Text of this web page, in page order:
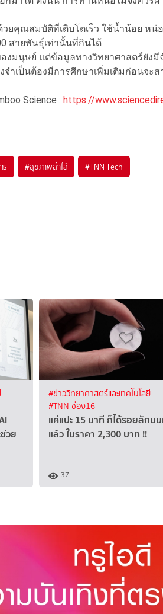
ยคุณสมบัติที่เติบโตเร็ว ใช้น้ำน้อย หน่
สายพันธุ์เท่านั้นที่กินได้
มนุษย์ แต่ข้อมูลทางวิทยาศาสตร์ยังมี
ำเป็นต้องมีการศึกษาเพิ่มเติมก่อนจะส
Science : https://
ร #สุขภาพลำไส้ #TNN Tech
วย
#ข่าววิทยาศาสตร์และเทคโนโลยี
#TNN ช่อง16
แค่แปะ 15 นาที ก็ได้รอยสักบ
แล้ว ในราคา 2,300 บาท !!
37